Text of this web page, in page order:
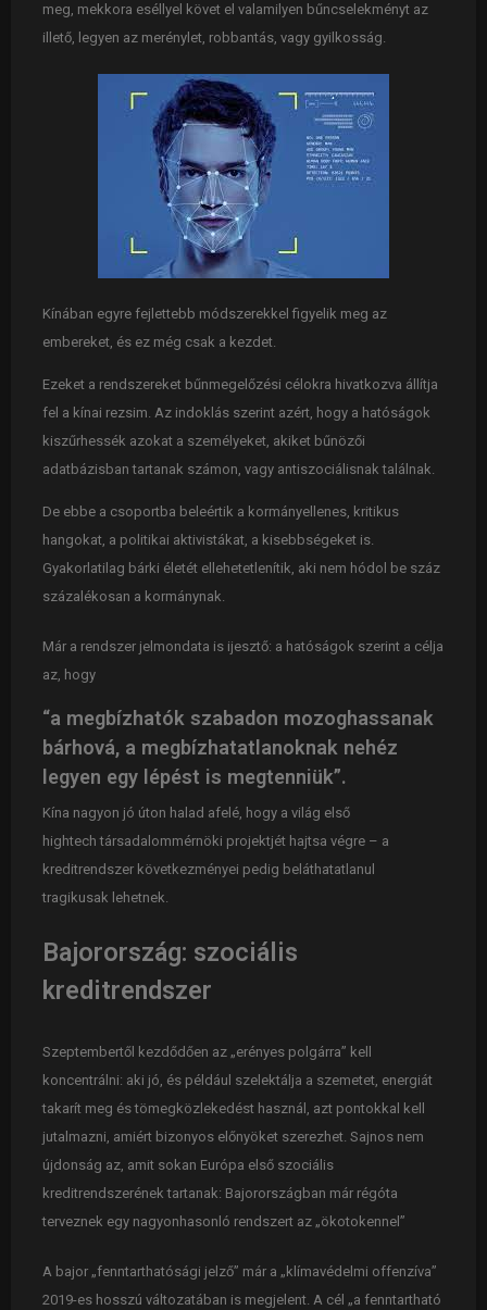
meg, mekkora eséllyel követ el valamilyen bűncselekményt az
illető, legyen az merénylet, robbantás, vagy gyilkosság.
Kínában egyre fejlettebb módszerekkel figyelik meg az
embereket, és ez még csak a kezdet.
Ezeket a rendszereket bűnmegelőzési célokra hivatkozva állítja
fel a kínai rezsim. Az indoklás szerint azért, hogy a hatóságok
kiszűrhessék azokat a személyeket, akiket bűnözői
adatbázisban tartanak számon, vagy antiszociálisnak találnak.
De ebbe a csoportba beleértik a kormányellenes, kritikus
hangokat, a politikai aktivistákat, a kisebbségeket is.
Gyakorlatilag bárki életét ellehetetlenítik, aki nem hódol be száz
százalékosan a kormánynak.
Már a rendszer jelmondata is ijesztő: a hatóságok szerint a célja
az, hogy
“a megbízhatók szabadon mozoghassanak
bárhová, a megbízhatatlanoknak nehéz
legyen egy lépést is megtenniük”.
Kína nagyon jó úton halad afelé, hogy a világ első
hightech társadalommérnöki projektjét hajtsa végre – a
kreditrendszer következményei pedig beláthatatlanul
tragikusak lehetnek.
Bajorország: szociális
kreditrendszer
Szeptembertől kezdődően az „erényes polgárra” kell
koncentrálni: aki jó, és például szelektálja a szemetet, energiát
takarít meg és tömegközlekedést használ, azt pontokkal kell
jutalmazni, amiért bizonyos előnyöket szerezhet. Sajnos nem
újdonság az, amit sokan Európa első szociális
kreditrendszerének tartanak: Bajorországban már régóta
terveznek egy nagyonhasonló rendszert az „ökotokennel”
A bajor „fenntarthatósági jelző” már a „klímavédelmi offenzíva”
2019-es hosszú változatában is megjelent. A cél „a fenntartható